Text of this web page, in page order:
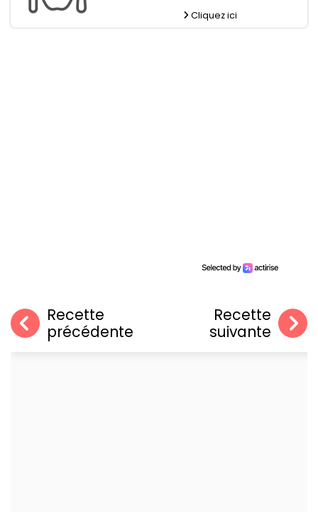
Cliquez ici
Recette
précédente
Recette
suivante